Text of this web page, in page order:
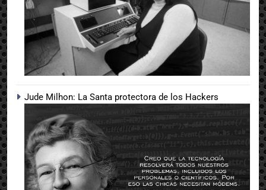
Jude Milhon: La Santa protectora de los Hackers